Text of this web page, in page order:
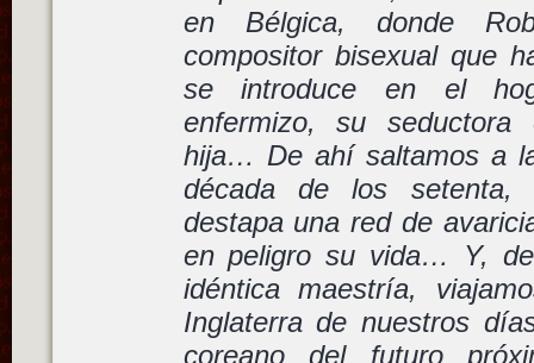
en Bélgica, donde
compositor bisexual que
se introduce en el
enfermizo, su
hija… De ahí saltamos a
década de los setenta,
destapa una red de
en peligro su vida… Y,
idéntica maestría,
Inglaterra de nuestros
coreano del futuro